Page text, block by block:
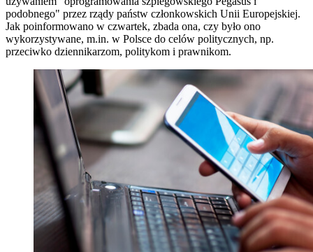
podobnego" przez rządy państw członkowskich Unii Europejskiej.
Jak poinformowano w czwartek, zbada ona, czy było ono
wykorzystywane, m.in. w Polsce do celów politycznych, np.
przeciwko dziennikarzom, politykom i prawnikom.